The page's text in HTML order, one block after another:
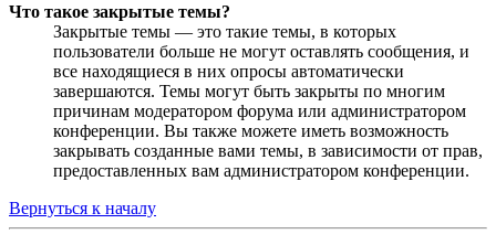
Что такое закрытые темы?
Закрытые темы — это такие темы, в которых
пользователи больше не могут оставлять сообщения, и
все находящиеся в них опросы автоматически
завершаются. Темы могут быть закрыты по многим
причинам модератором форума или администратором
конференции. Вы также можете иметь возможность
закрывать созданные вами темы, в зависимости от прав,
предоставленных вам администратором конференции.
Вернуться к началу